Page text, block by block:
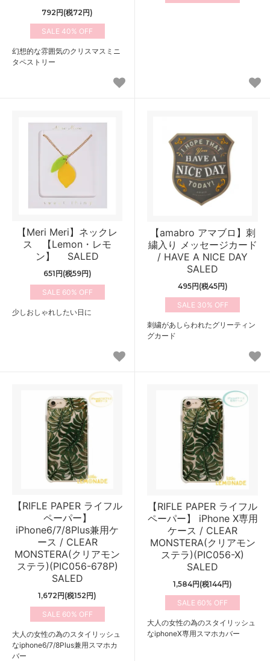
792円(税72円)
40%
幻想的な雰囲気のクリスマスミニ
タペストリー
【Meri Meri】ネックレ
ス 【Lemon・レモ
ン】 SALED
651円(税59円)
60%
少しおしゃれしたい日に
【amabro アマブロ】刺
繍入り メッセージカード
/ HAVE A NICE DAY
SALED
495円(税45円)
30%
刺繍があしらわれたグリーティン
グカード
【RIFLE PAPER ライフル
ペーパー】
iPhone6/7/8Plus兼用ケ
ース / CLEAR
MONSTERA(クリアモン
ステラ)(PIC056-678P)
SALED
1,672円(税152円)
60%
大人の女性の為のスタイリッシュ
なiphone6/7/8Plus兼用スマホカ
バー
【RIFLE PAPER ライフル
ペーパー】 iPhone X専用
ケース / CLEAR
MONSTERA(クリアモン
ステラ)(PIC056-X)
SALED
1,584円(税144円)
60%
大人の女性の為のスタイリッシュ
なiphoneX専用スマホカバー